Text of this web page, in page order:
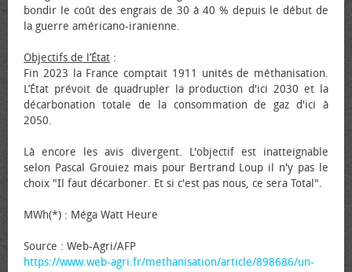
bondir le coût des engrais de 30 à 40 % depuis le début de
la guerre américano-iranienne.
Objectifs de l’État :
Fin 2023 la France comptait 1911 unités de méthanisation.
L’État prévoit de quadrupler la production d'ici 2030 et la
décarbonation totale de la consommation de gaz d'ici à
2050.
Là encore les avis divergent. L'objectif est inatteignable
selon Pascal Grouiez mais pour Bertrand Loup il n'y pas le
choix "Il faut décarboner. Et si c'est pas nous, ce sera Total".
MWh(*) : Méga Watt Heure
Source : Web-Agri/AFP
https://www.web-agri.fr/methanisation/article/898686/un-